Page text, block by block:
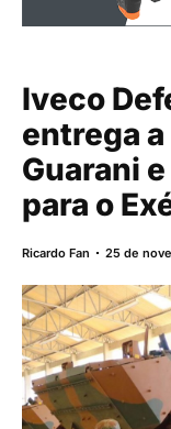
Iveco
entrega
Guarani
para o
Ricardo Fan 25 de